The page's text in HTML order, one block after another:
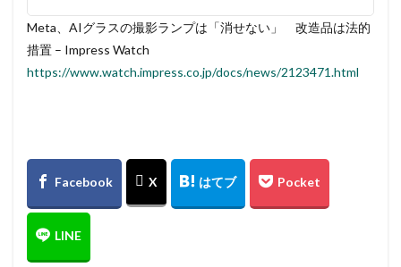
Meta、AIグラスの撮影ランプは「消せない」 改造品は法的
措置 – Impress Watch
https://www.watch.impress.co.jp/docs/news/2123471.html